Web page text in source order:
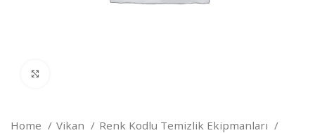
Home Vikan
Renk Kodlu Temizlik Ekipmanları